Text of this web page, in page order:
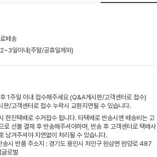
배송
일이내(주말/공휴일제외)
1주일 이내 접수해주세요 (Q&A게시판/고객센터로 접수)
/고객센터로 접수 누락시 교환지연될 수 있습니다.
한진택배로 수거접수 됩니다. 타택배로 반송시엔 배송비는 고
로 선불 결제 후 반송해주셔야하며, 반송 후 고객센터로 택배사
남겨주셔야 지연없이 처리될 수 있습니다.
송시 반품 주소지 : 경기도 용인시 처인구 원삼면 원양로 487
로벌